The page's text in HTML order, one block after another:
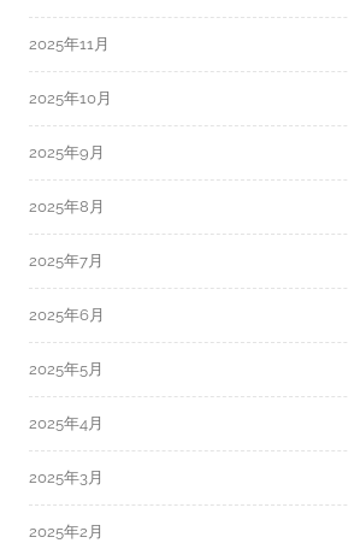
2025年11月
2025年10月
2025年9月
2025年8月
2025年7月
2025年6月
2025年5月
2025年4月
2025年3月
2025年2月